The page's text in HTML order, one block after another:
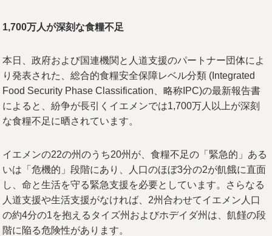
1,700万人が深刻な食糧不足
本日、政府および国連機関と人道支援のパートナー団体によ
り発表された、総合的食糧安全保障レベル分類 (Integrated
Food Security Phase Classification、略称IPC)の最新報告書
によると、紛争が長引くイエメンでは1,700万人以上が深刻
な食糧不足に晒されています。
イエメンの22の州のうち20州が、食糧不足の「緊急的」ある
いは「危機的」段階にあり、人口のほぼ3分の2が飢餓に直面
し、命と生活を守る緊急支援を必要としています。さらなる
人道支援や生活支援がなければ、2州合わせてイエメン人口
の約4分の1を抱えるタイズ州およびホデイダ州は、飢饉の段
階に陥る危険性があります。